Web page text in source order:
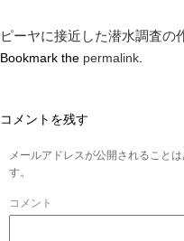
ピーヤに接近した潜水調査の
Bookmark the permalink
コメントを残す
メールアドレスが公開されること
す。
コメント